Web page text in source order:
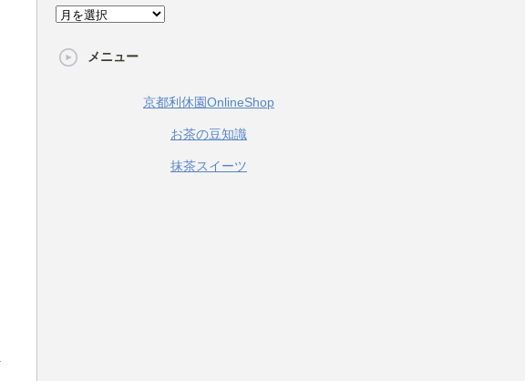
ア
カ
メニュー
京都利休園OnlineShop
お茶の豆知識
抹茶スイーツ